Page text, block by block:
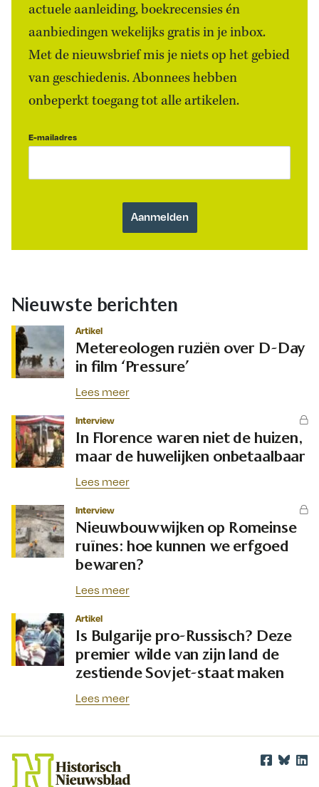
actuele aanleiding, boekrecensies én
aanbiedingen wekelijks gratis in je inbox.
Met de nieuwsbrief mis je niets op het gebied
van geschiedenis. Abonnees hebben
onbeperkt toegang tot alle artikelen.
E-mailadres
Nieuwste berichten
Artikel
Metereologen ruziën over D-Day
in film ‘Pressure’
Lees meer
Interview
In Florence waren niet de huizen,
maar de huwelijken onbetaalbaar
Lees meer
Interview
Nieuwbouwwijken op Romeinse
ruïnes: hoe kunnen we erfgoed
bewaren?
Lees meer
Artikel
Is Bulgarije pro-Russisch? Deze
premier wilde van zijn land de
zestiende Sovjet-staat maken
Lees meer